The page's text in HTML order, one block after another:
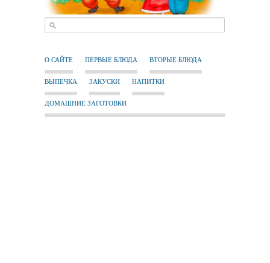
О САЙТЕ ПЕРВЫЕ БЛЮДА ВТОРЫЕ БЛЮДА
ВЫПЕЧКА ЗАКУСКИ НАПИТКИ
ДОМАШНИЕ ЗАГОТОВКИ